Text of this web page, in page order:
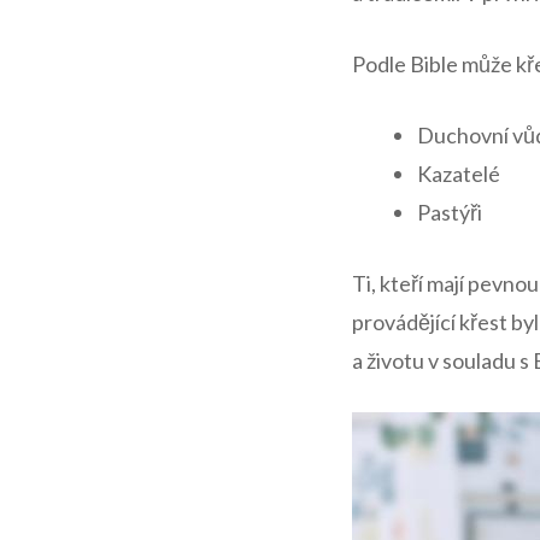
Podle Bible může
Duchovní
Kazatelé
Pastýři
Ti, kteří mají
provádějící křest
a životu v souladu s